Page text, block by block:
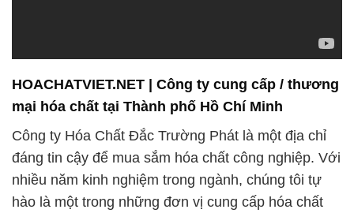
HOACHATVIET.NET | Công ty cung cấp / thương
mại hóa chất tại Thành phố Hồ Chí Minh
Công ty Hóa Chất Đắc Trường Phát là một địa chỉ
đáng tin cậy để mua sắm hóa chất công nghiệp. Với
nhiều năm kinh nghiệm trong ngành, chúng tôi tự
hào là một trong những đơn vị cung cấp hóa chất